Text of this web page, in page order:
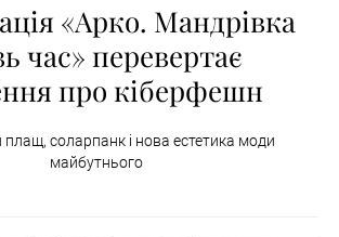
«Арко. Мандрівка
час» перевертає
про кіберфешн
плащ, соларпанк і нова естетика моди
майбутнього